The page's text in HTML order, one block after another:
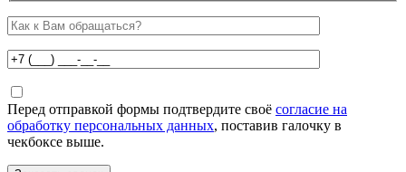
Перед отправкой формы подтвердите своё согласие на
обработку персональных данных, поставив галочку в
чекбоксе выше.